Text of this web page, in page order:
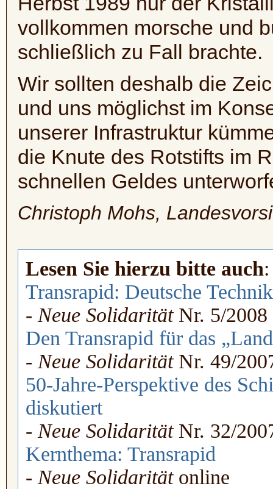
vollkommen morsche und
schließlich zu Fall brachte.
Wir sollten deshalb die
und uns möglichst im
unserer Infrastruktur
die Knute des Rotstifts im
schnellen Geldes
Christoph Mohs,
Lesen Sie hierzu bitte auch:
Transrapid: Deutsche
- Neue SolidaritätNr. 5/2008
Den Transrapid für das
- Neue SolidaritätNr. 49/
50-Jahre-Perspektive des
diskutiert
- Neue SolidaritätNr. 32/
Kernthema: Transrapid
- Neue Solidaritätonline